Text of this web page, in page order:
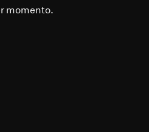
momento.